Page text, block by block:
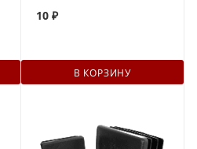
10 ₽
В КОРЗИНУ